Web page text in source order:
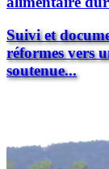
Suivi et
réformes vers
soutenue...